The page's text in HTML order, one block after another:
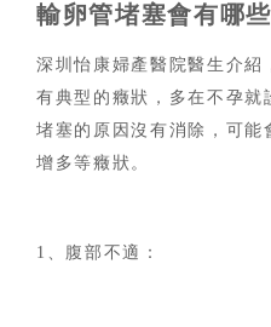
輸卵管堵塞會有哪
深圳怡康婦產醫院醫生介紹
有典型的癥狀，多在不孕就
堵塞的原因沒有消除，可能
增多等癥狀。
1、腹部不適：